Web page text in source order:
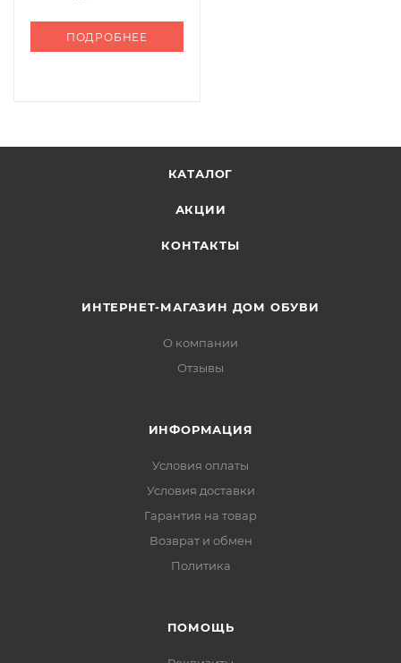
ПОДРОБНЕЕ
КАТАЛОГ
АКЦИИ
КОНТАКТЫ
ИНТЕРНЕТ-МАГАЗИН ДОМ ОБУВИ
О компании
Отзывы
ИНФОРМАЦИЯ
Условия оплаты
Условия доставки
Гарантия на товар
Возврат и обмен
Политика
ПОМОЩЬ